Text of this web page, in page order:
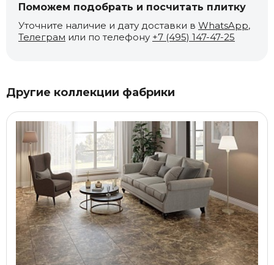
Поможем подобрать и посчитать плитку
Уточните наличие и дату доставки в WhatsApp,
Телеграм или по телефону +7 (495) 147-47-25
Другие коллекции фабрики